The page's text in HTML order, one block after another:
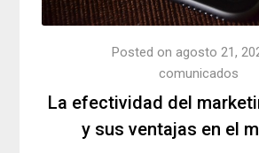
La efectividad del
y sus ventajas en el
Posted on agosto 21,
comunicados